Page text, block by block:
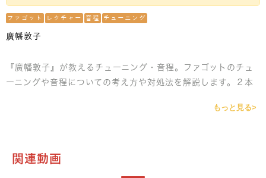
ファゴット レクチャー 音程 チューニング
廣幡敦子
『廣幡敦子』が教えるチューニング・音程。ファゴットのチュ
ーニングや音程についての考え方や対処法を解説します。２本
もあります。また、そのままの運指で吹くと音程が合わない経
もっと見る>
関連動画